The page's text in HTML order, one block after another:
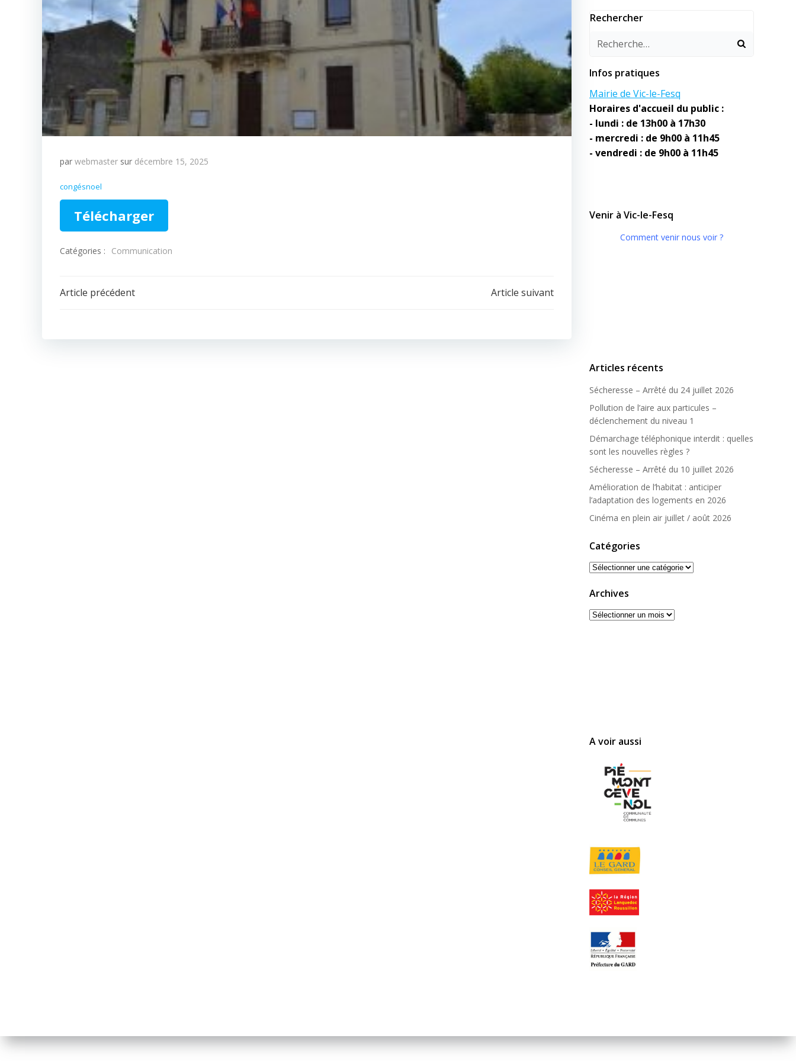
par webmaster sur décembre 15, 2025
congésnoel
Télécharger
Catégories : Communication
Navigation
Article précédent Article suivant
Rechercher
Infos pratiques
Mairie de Vic-le-Fesq
Horaires d'accueil du public :
- lundi : de 13h00 à 17h30
- mercredi : de 9h00 à 11h45
- vendredi : de 9h00 à 11h45
Venir à Vic-le-Fesq
Comment venir nous voir ?
Articles récents
Sécheresse – Arrêté du 24 juillet 2026
Pollution de l’aire aux particules –
déclenchement du niveau 1
Démarchage téléphonique interdit : quelles
sont les nouvelles règles ?
Sécheresse – Arrêté du 10 juillet 2026
Amélioration de l’habitat : anticiper
l’adaptation des logements en 2026
Cinéma en plein air juillet / août 2026
Catégories
Catégories
Archives
Archives
A voir aussi